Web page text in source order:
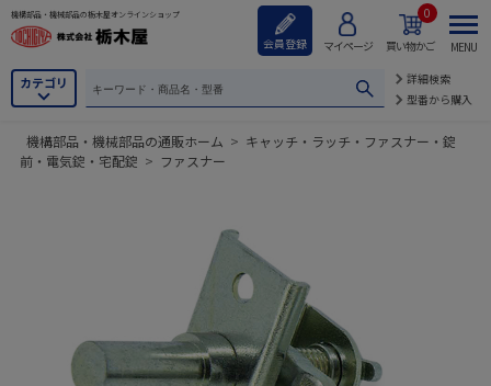
機構部品・機械部品の栃木屋オンラインショップ
会員登録 マイページ 買い物かご
0
カテゴリ
詳細検索
型番から購入
MENU
機構部品・機械部品の通販ホーム > キャッチ・ラッチ・ファスナー・錠
前・電気錠・宅配錠 > ファスナー